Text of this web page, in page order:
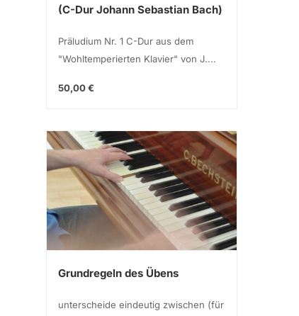
(C-Dur Johann Sebastian Bach)
Präludium Nr. 1 C-Dur aus dem
"Wohltemperierten Klavier" von J....
50,00 €
Grundregeln des Übens
unterscheide eindeutig zwischen (für